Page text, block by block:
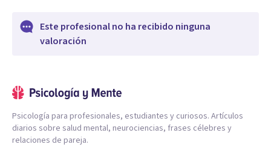
Este profesional no ha recibido ninguna
valoración
Psicología para profesionales, estudiantes y curiosos. Artículos
diarios sobre salud mental, neurociencias, frases célebres y
relaciones de pareja.